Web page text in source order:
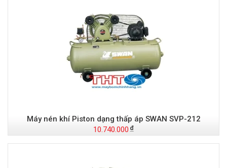
Máy nén khí Piston dạng thấp áp SWAN SVP-212
10.740.000